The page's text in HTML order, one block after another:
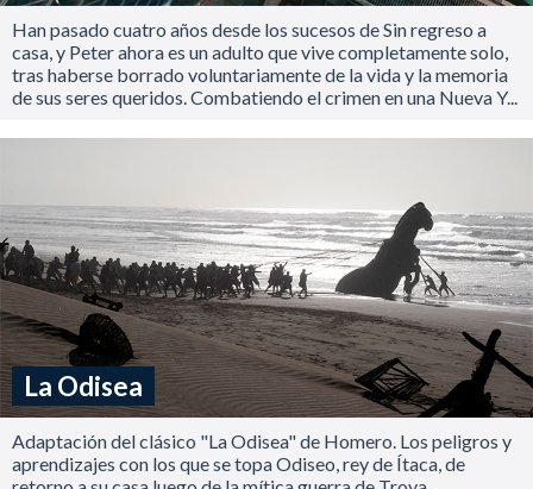
Han pasado cuatro años desde los sucesos de Sin regreso a
casa, y Peter ahora es un adulto que vive completamente solo,
tras haberse borrado voluntariamente de la vida y la memoria
de sus seres queridos. Combatiendo el crimen en una Nueva Y...
La Odisea
Adaptación del clásico "La Odisea" de Homero. Los peligros y
aprendizajes con los que se topa Odiseo, rey de Ítaca, de